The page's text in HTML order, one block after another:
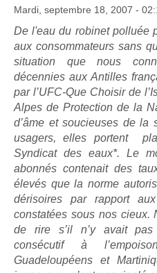
Mardi, septembre 18, 2007 -
De l'eau du robinet polluée
aux consommateurs sans
situation que nous
décennies aux Antilles
par l’UFC-Que Choisir de
Alpes de Protection de la
d’âme et soucieuses de la
usagers, elles portent
Syndicat des eaux*. Le
abonnés contenait des
élevés que la norme
dérisoires par rapport
constatées sous nos cieux.
de rire s’il n’y avait
consécutif à
Guadeloupéens et